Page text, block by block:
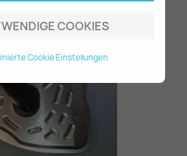
COOKIES
Cookie Einstellungen